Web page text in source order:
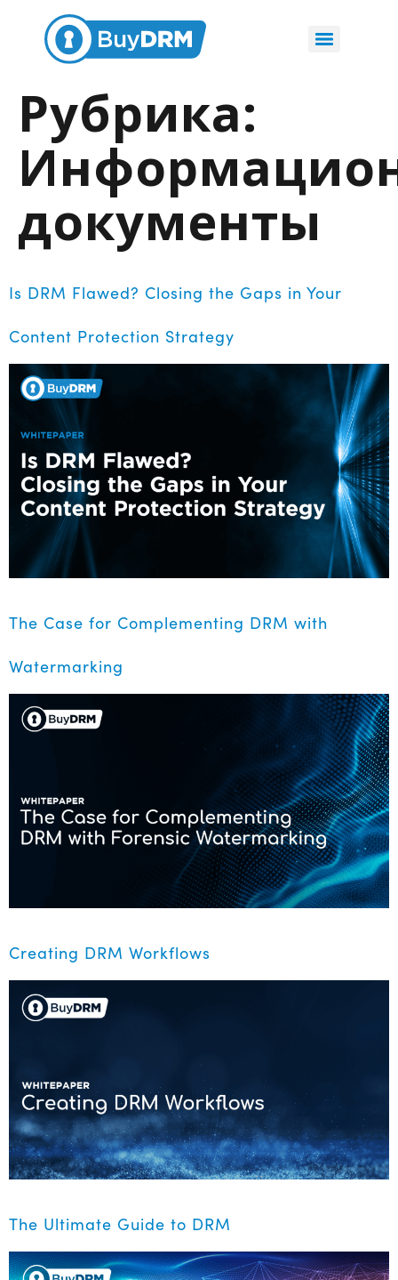
Рубрика:
документы
Is DRM Flawed? Closing the Gaps in Your
Content Protection Strategy
The Case for Complementing DRM with
Watermarking
Creating DRM Workflows
The Ultimate Guide to DRM